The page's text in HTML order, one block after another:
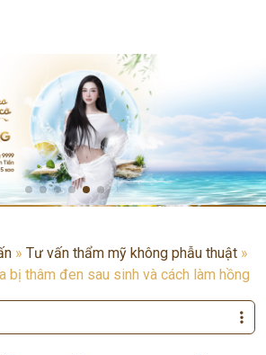
» Tư vấn thẩm mỹ không phẫu thuật »
bị thâm đen sau sinh và cách làm hồng